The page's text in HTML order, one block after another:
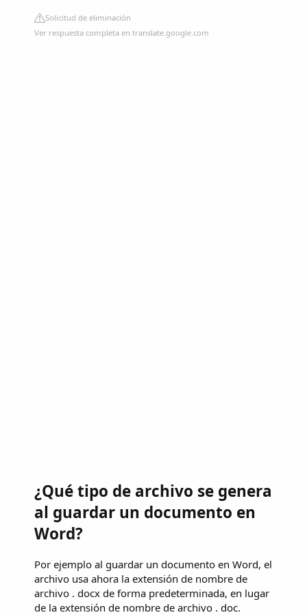
Solicitud de eliminación
Ver respuesta completa en translate.google.com
¿Qué tipo de archivo se genera
al guardar un documento en
Word?
Por ejemplo al guardar un documento en Word, el
archivo usa ahora la extensión de nombre de
archivo . docx de forma predeterminada, en lugar
de la extensión de nombre de archivo . doc.